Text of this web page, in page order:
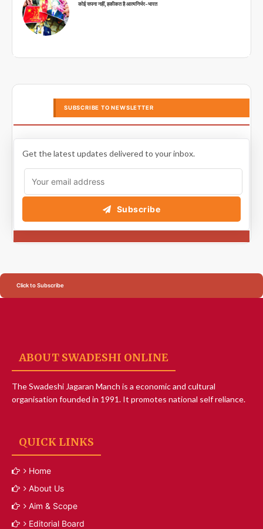
कोई सपना नहीं, हकीकत है आत्मनिर्भर-भारत
SUBSCRIBE TO NEWSLETTER
Get the latest updates delivered to your inbox.
Subscribe
Click to Subscribe
ABOUT SWADESHI ONLINE
The Swadeshi Jagaran Manch is a economic and cultural
organisation founded in 1991. It promotes national self reliance.
QUICK LINKS
Home
About Us
Aim & Scope
Editorial Board